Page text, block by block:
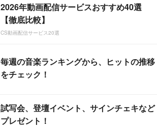
2026年動画配信サービスおすすめ40選
【徹底比較】
CS動画配信サービス20選
毎週の音楽ランキングから、ヒットの推移
をチェック！
試写会、登壇イベント、サインチェキなど
プレゼント！